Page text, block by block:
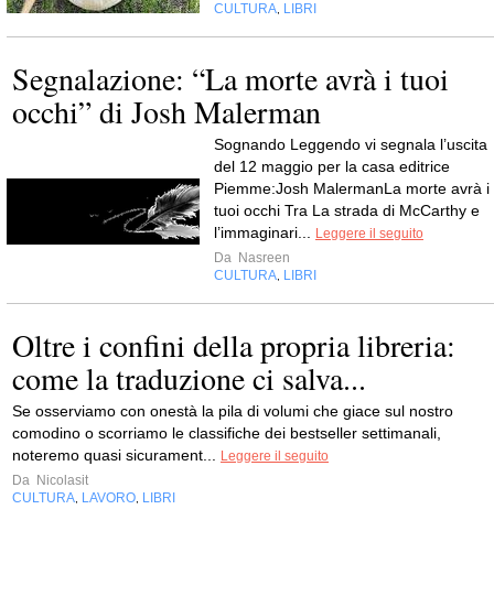
CULTURA LIBRI
Segnalazione: “La morte avrà i tuoi
occhi” di Josh Malerman
Sognando Leggendo vi segnala l’uscita
del 12 maggio per la casa editrice
Piemme:Josh MalermanLa morte avrà i
tuoi occhi Tra La strada di McCarthy e
l’immaginari...
Leggere il seguito
Da Nasreen
CULTURA LIBRI
Oltre i confini della propria libreria:
come la traduzione ci salva...
Se osserviamo con onestà la pila di volumi che giace sul nostro
comodino o scorriamo le classifiche dei bestseller settimanali,
noteremo quasi sicurament...
Leggere il seguito
Da Nicolasit
CULTURA LAVORO LIBRI